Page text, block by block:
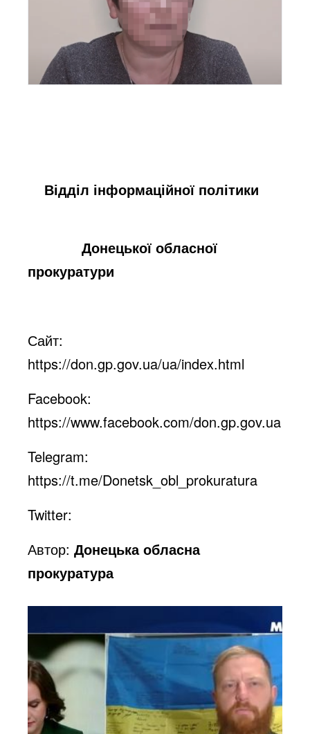
Відділ інформаційної політики
Донецької обласної
прокуратури
Сайт:
https://don.gp.gov.ua/ua/index.html
Facebook:
https://www.facebook.com/don.gp.gov.ua
Telegram:
https://t.me/Donetsk_obl_prokuratura
Twitter:
Автор:Донецька обласна
прокуратура